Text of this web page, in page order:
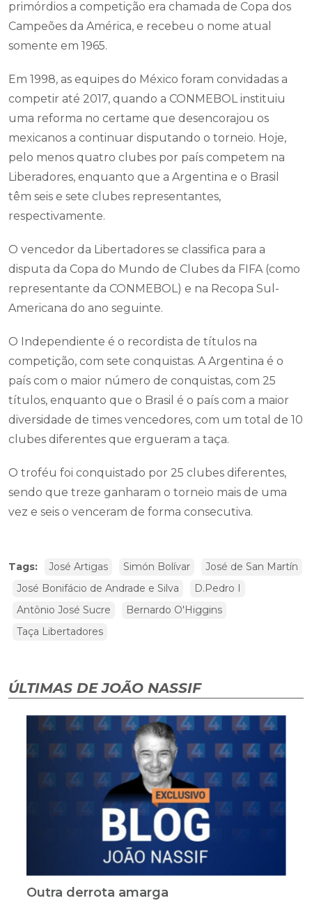
primórdios a competição era chamada de Copa dos
Campeões da América, e recebeu o nome atual
somente em 1965.
Em 1998, as equipes do México foram convidadas a
competir até 2017, quando a CONMEBOL instituiu
uma reforma no certame que desencorajou os
mexicanos a continuar disputando o torneio. Hoje,
pelo menos quatro clubes por país competem na
Liberadores, enquanto que a Argentina e o Brasil
têm seis e sete clubes representantes,
respectivamente.
O vencedor da Libertadores se classifica para a
disputa da Copa do Mundo de Clubes da FIFA (como
representante da CONMEBOL) e na Recopa Sul-
Americana do ano seguinte.
O Independiente é o recordista de títulos na
competição, com sete conquistas. A Argentina é o
país com o maior número de conquistas, com 25
títulos, enquanto que o Brasil é o país com a maior
diversidade de times vencedores, com um total de 10
clubes diferentes que ergueram a taça.
O troféu foi conquistado por 25 clubes diferentes,
sendo que treze ganharam o torneio mais de uma
vez e seis o venceram de forma consecutiva.
Tags: José Artigas Simón Bolívar
José de San Martín
José Bonifácio de Andrade e Silva
D.Pedro I
Antônio José Sucre
Bernardo O'Higgins
Taça Libertadores
ÚLTIMAS DE JOÃO NASSIF
Outra derrota amarga